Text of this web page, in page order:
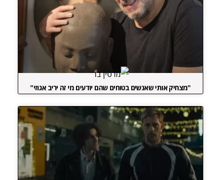
"מצחיק אותי שאנשים בטוחים שהם יודעים מי זה יריב אגוזי"